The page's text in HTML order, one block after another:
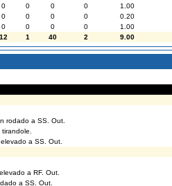
0
0 0 0 1.00
0
0 0 0 0.20
0
0 0 0 1.00
12
1 40 2 9.00
rodado a SS. Out.
a SS. Out.
a RF. Out.
a SS. Out.